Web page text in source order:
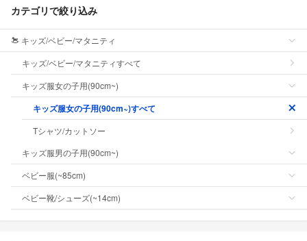
カテゴリで絞り込み
キッズ/ベビー/マタニティ
キッズ/ベビー/マタニティすべて
キッズ服女の子用(90cm~)
キッズ服女の子用(90cm~)すべて
Tシャツ/カットソー
キッズ服男の子用(90cm~)
ベビー服(~85cm)
ベビー靴/シューズ(~14cm)